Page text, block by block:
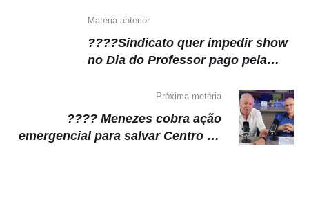
k
Matéria anterior
????Sindicato quer impedir show
no Dia do Professor pago pela
Próxima metéria
???? Menezes cobra ação
emergencial para salvar Centro de